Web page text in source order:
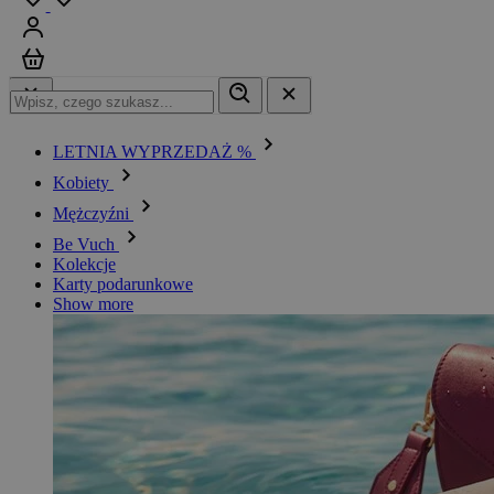
LETNIA WYPRZEDAŻ %
Kobiety
Mężczyźni
Be Vuch
Kolekcje
Karty podarunkowe
Show more